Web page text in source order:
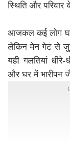
स्थिति और परिवार
आजकल कई लोग घर
लेकिन मेन गेट से
यही गलतियां
और घर में भारीपन